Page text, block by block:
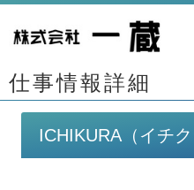
仕事情報詳細
ICHIKURA（イチク